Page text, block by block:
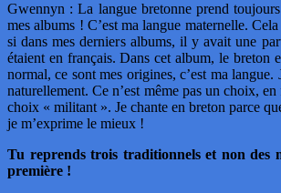
Gwennyn : La langue bretonne prend
mes albums ! C’est ma langue maternelle.
si dans mes derniers albums, il y avait une
étaient en français. Dans cet album, le breton
normal, ce sont mes origines, c’est ma langue.
naturellement. Ce n’est même pas un choix,
choix « militant ». Je chante en breton parce
je m’exprime le mieux !
Tu reprends trois traditionnels et non des
première !